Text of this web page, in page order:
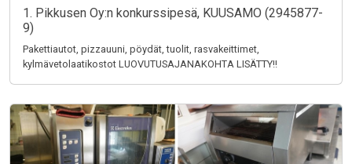
1. Pikkusen Oy:n konkurssipesä, KUUSAMO (2945877-
9)
Pakettiautot, pizzauuni, pöydät, tuolit, rasvakeittimet,
kylmävetolaatikostot LUOVUTUSAJANAKOHTA LISÄTTY!!